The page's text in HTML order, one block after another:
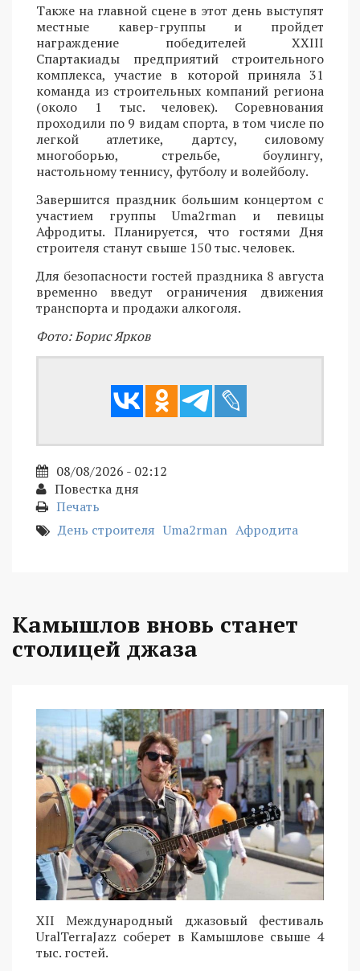
Также на главной сцене в этот день выступят
местные кавер-группы и пройдет
награждение победителей XXIII
Спартакиады предприятий строительного
комплекса, участие в которой приняла 31
команда из строительных компаний региона
(около 1 тыс. человек). Соревнования
проходили по 9 видам спорта, в том числе по
легкой атлетике, дартсу, силовому
многоборью, стрельбе, боулингу,
настольному теннису, футболу и волейболу.
Завершится праздник большим концертом с
участием группы Uma2rman и певицы
Афродиты. Планируется, что гостями Дня
строителя станут свыше 150 тыс. человек.
Для безопасности гостей праздника 8 августа
временно введут ограничения движения
транспорта и продажи алкоголя.
Фото: Борис Ярков
08/08/2026 - 02:12
Повестка дня
Печать
День строителя Uma2rman Афродита
Камышлов вновь станет
столицей джаза
XII Международный джазовый фестиваль
UralTerraJazz соберет в Камышлове свыше 4
тыс. гостей.